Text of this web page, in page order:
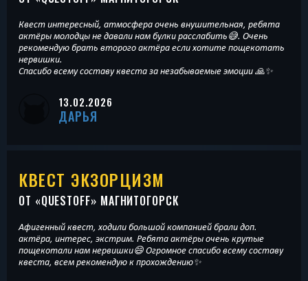
Квест интересный, атмосфера очень внушительная, ребята
актёры молодцы не давали нам булки расслабить😅. Очень
рекомендую брать второго актёра если хотите пощекотать
нервишки.
Спасибо всему составу квеста за незабываемые эмоции 🙏✨
13.02.2026
ДАРЬЯ
КВЕСТ ЭКЗОРЦИЗМ
ОТ «QUESTOFF» МАГНИТОГОРСК
Афигенный квест, ходили большой компанией брали доп.
актёра, интерес, экстрим. Ребята актёры очень крутые
пощекотали нам нервишки😄 Огромное спасибо всему составу
квеста, всем рекомендую к прохождению✨